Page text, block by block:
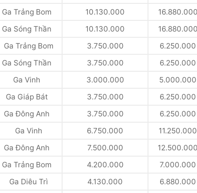
Ga Trảng Bom
10.130.000 16.880.000
Ga Sóng Thần
10.130.000 16.880.000
Ga Trảng Bom 3.750.000 6.250.000
Ga Sóng Thần
3.750.000 6.250.000
Ga Vinh
3.000.000 5.000.000
Ga Giáp Bát
3.750.000 6.250.000
Ga Đông Anh
3.750.000 6.250.000
Ga Vinh 6.750.000 11.250.000
Ga Đông Anh
7.500.000 12.500.000
Ga Trảng Bom
4.200.000 7.000.000
Ga Diêu Trì 4.130.000 6.880.000